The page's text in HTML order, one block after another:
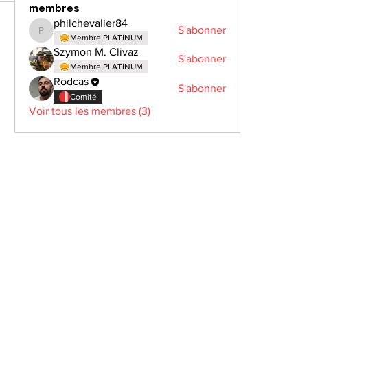
membres
philchevalier84
philchevalier84
Membre PLATINUM
S'abonner
Szymon M. Clivaz
Membre PLATINUM
S'abonner
Rodcas
Comité
S'abonner
Voir tous les membres (3)